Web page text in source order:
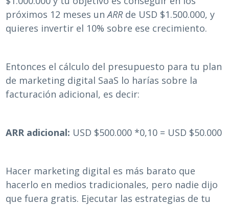
próximos 12 meses unARRde USD $1.500.000, y
quieres invertir el 10% sobre ese crecimiento.
Entonces el cálculo del presupuesto para tu plan
de marketing digital SaaS lo harías sobre la
facturación adicional, es decir:
ARR adicional: USD $500.000 *0,10 = USD $50.000
Hacer marketing digital es más barato que
hacerlo en medios tradicionales, pero nadie dijo
que fuera gratis. Ejecutar las estrategias de tu